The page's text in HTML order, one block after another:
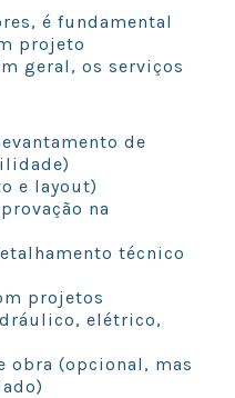
é fundamental
projeto
geral, os serviços
de
e layout)
na
técnico
projetos
elétrico,
obra (opcional, mas